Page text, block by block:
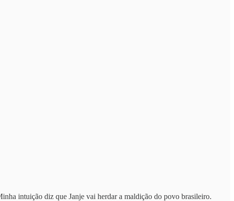
intuição diz que Janje vai herdar a maldição do povo brasileiro.